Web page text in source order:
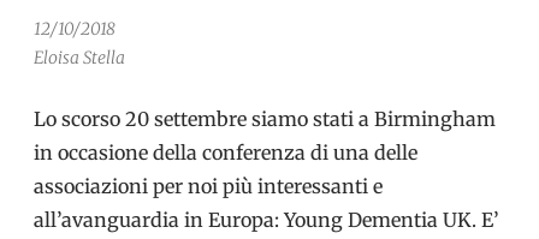
12/10/2018
Eloisa Stella
Lo scorso 20 settembre siamo stati a Birmingham
in occasione della conferenza di una delle
associazioni per noi più interessanti e
all’avanguardia in Europa: Young Dementia UK. E’